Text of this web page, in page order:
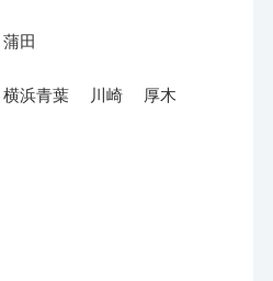
蒲田
横浜青葉 川崎 厚木